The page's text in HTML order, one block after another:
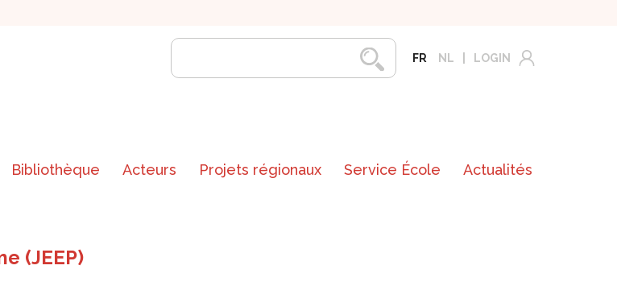
FR NL LOGIN
Bibliothèque Acteurs Projets régionaux Service École Actualités
(JEEP)